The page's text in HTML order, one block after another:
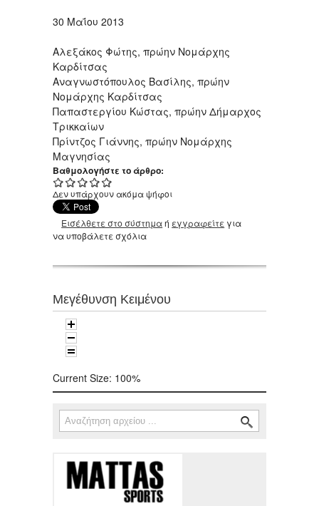
30 Μαΐου 2013
Αλεξάκος Φώτης, πρώην Νομάρχης
Καρδίτσας
Αναγνωστόπουλος Βασίλης, πρώην
Νομάρχης Καρδίτσας
Παπαστεργίου Κώστας, πρώην Δήμαρχος
Τρικκαίων
Πρίντζος Γιάννης, πρώην Νομάρχης
Μαγνησίας
Βαθμολογήστε το άρθρο:
Δεν υπάρχουν ακόμα ψήφοι
Εισέλθετε στο σύστημαή εγγραφείτε για
να υποβάλετε σχόλια
Μεγέθυνση Κειμένου
Current Size: 100%
Φόρμα αναζήτησης
Αναζήτηση